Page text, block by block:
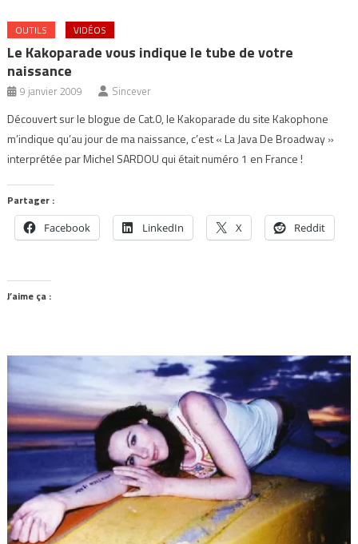
OUTILS VIDÉOS
Le Kakoparade vous indique le tube de votre
naissance
9 janvier 2009 Sincever
Découvert sur le blogue de Cat.0, le Kakoparade du site Kakophone
m’indique qu’au jour de ma naissance, c’est « La Java De Broadway »
interprétée par Michel SARDOU qui était numéro 1 en France !
Partager :
Facebook LinkedIn X Reddit
J’aime ça :